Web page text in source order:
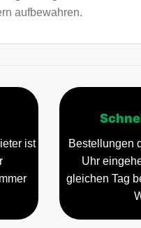
aufbewahren.
ist
Bestellungen
Uhr
gleichen Tag